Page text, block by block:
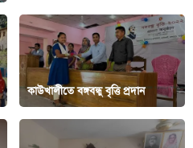
কাউখালীতে বঙ্গবন্ধু বৃত্তি প্রদান